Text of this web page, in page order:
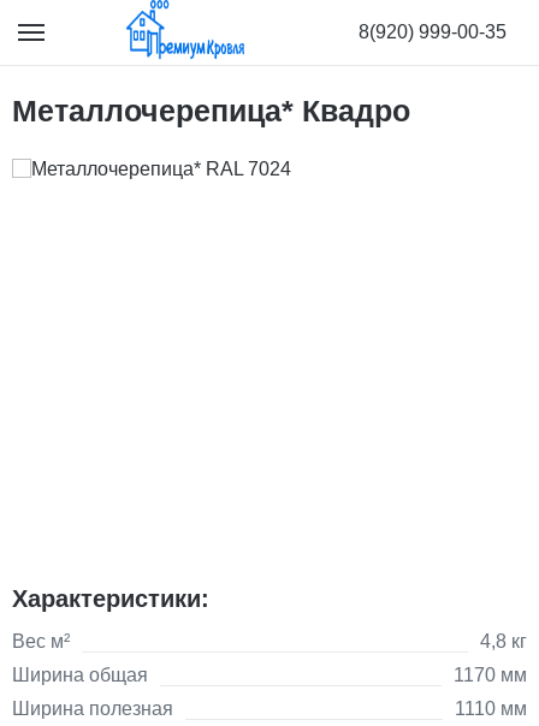
8(920) 999-00-35
Металлочерепица* Квадро
Характеристики:
Вес м²
4,8 кг
Ширина общая
1170 мм
Ширина полезная
1110 мм